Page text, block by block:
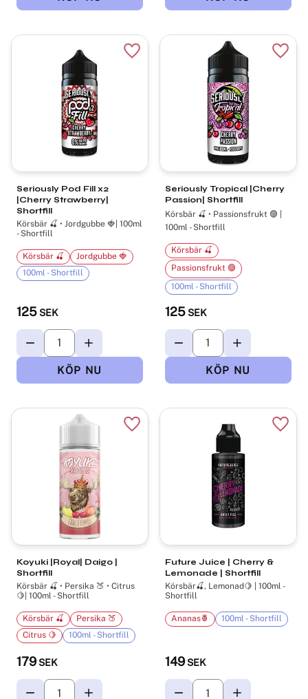
Seriously Pod Fill x2
|Cherry Strawberry|
Shortfill
Körsbär 🍒 • Jordgubbe 🍓| 100ml
- Shortfill
125 SEK
Körsbär 🍒
Jordgubbe 🍓
100ml - Shortfill
Lägg till i favoriter
Seriously Tropical |Cherry
Passion| Shortfill
Körsbär 🍒 • Passionsfrukt 🟣 |
100ml - Shortfill
125 SEK
Körsbär 🍒
Passionsfrukt 🟣
100ml - Shortfill
Koyuki |Royal| Daigo |
Shortfill
Körsbär 🍒 • Persika 🍑 • Citrus
🍋| 100ml - Shortfill
179 SEK
Körsbär 🍒
Persika 🍑
Citrus 🍋
100ml - Shortfill
Lägg till i favoriter
Future Juice | Cherry &
Lemonade | Shortfill
Körsbär🍒, Lemonad🍋 | 100ml -
Shortfill
149 SEK
Ananas🍍 100ml - Shortfill